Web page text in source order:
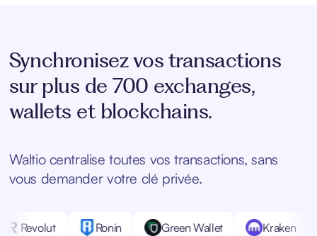
Synchronisez vos transactions
sur plus de 700 exchanges,
wallets et blockchains.
Waltio centralise toutes vos transactions, sans
vous demander votre clé privée.
Revolut Ronin Green Wallet